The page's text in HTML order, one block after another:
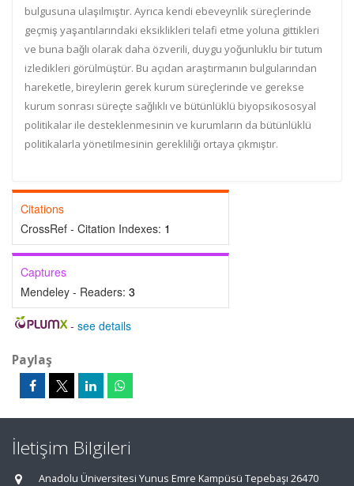
bulgusuna ulaşılmıştır. Ayrıca kendi ebeveynlik süreçlerinde
geçmiş yaşantılarındaki eksiklikleri telafi etme yoluna gittikleri
ve buna bağlı olarak daha özverili, duygu yoğunluklu bir tutum
izledikleri görülmüştür. Bu açıdan araştırmanın bulgularından
hareketle, bireylerin gerek kurum süreçlerinde ve gerekse
kurum sonrası süreçte sağlıklı ve bütünlüklü biyopsikososyal
politikalar ile desteklenmesinin ve kurumların da bütünlüklü
politikalarla yönetilmesinin gerekliliği ortaya çıkmıştır.
Citations
CrossRef - Citation Indexes: 1
Captures
Mendeley - Readers: 3
- see details
Paylaş
İletişim Bilgileri
Anadolu Üniversitesi Yunus Emre Kampüsü Tepebaşı 26470